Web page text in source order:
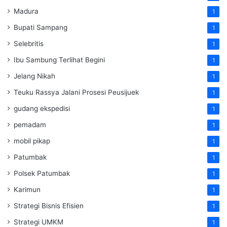
Madura 1
Bupati Sampang 1
Selebritis 1
Ibu Sambung Terlihat Begini 1
Jelang Nikah 1
Teuku Rassya Jalani Prosesi Peusijuek 1
gudang ekspedisi 1
pemadam 1
mobil pikap 1
Patumbak 1
Polsek Patumbak 1
Karimun 1
Strategi Bisnis Efisien 1
Strategi UMKM 1